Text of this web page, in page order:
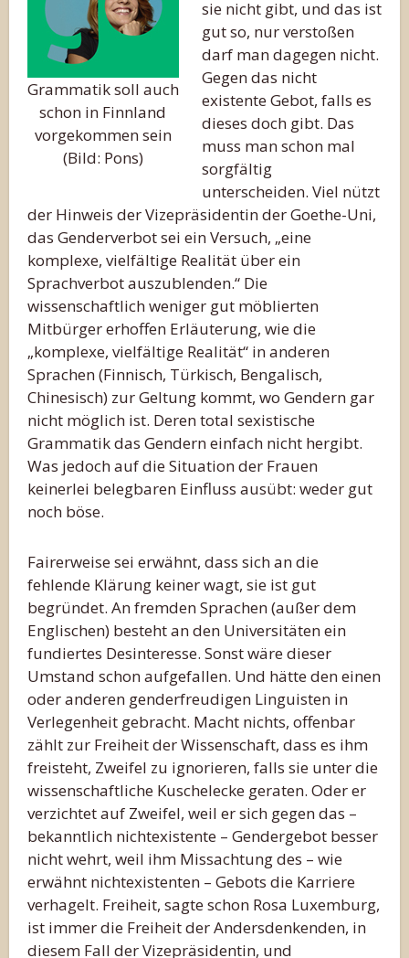
Grammatik soll auch
schon in Finnland
vorgekommen sein
(Bild: Pons)
sie nicht gibt, und das ist
gut so, nur verstoßen
darf man dagegen nicht.
Gegen das nicht
existente Gebot, falls es
dieses doch gibt. Das
muss man schon mal
sorgfältig
unterscheiden. Viel nützt
der Hinweis der Vizepräsidentin der Goethe-Uni,
das Genderverbot sei ein Versuch, „eine
komplexe, vielfältige Realität über ein
Sprachverbot auszublenden.“ Die
wissenschaftlich weniger gut möblierten
Mitbürger erhoffen Erläuterung, wie die
„komplexe, vielfältige Realität“ in anderen
Sprachen (Finnisch, Türkisch, Bengalisch,
Chinesisch) zur Geltung kommt, wo Gendern gar
nicht möglich ist. Deren total sexistische
Grammatik das Gendern einfach nicht hergibt.
Was jedoch auf die Situation der Frauen
keinerlei belegbaren Einfluss ausübt: weder gut
noch böse.
Fairerweise sei erwähnt, dass sich an die
fehlende Klärung keiner wagt, sie ist gut
begründet. An fremden Sprachen (außer dem
Englischen) besteht an den Universitäten ein
fundiertes Desinteresse. Sonst wäre dieser
Umstand schon aufgefallen. Und hätte den einen
oder anderen genderfreudigen Linguisten in
Verlegenheit gebracht. Macht nichts, offenbar
zählt zur Freiheit der Wissenschaft, dass es ihm
freisteht, Zweifel zu ignorieren, falls sie unter die
wissenschaftliche Kuschelecke geraten. Oder er
verzichtet auf Zweifel, weil er sich gegen das –
bekanntlich nichtexistente – Gendergebot besser
nicht wehrt, weil ihm Missachtung des – wie
erwähnt nichtexistenten – Gebots die Karriere
verhagelt. Freiheit, sagte schon Rosa Luxemburg,
ist immer die Freiheit der Andersdenkenden, in
diesem Fall der Vizepräsidentin, und